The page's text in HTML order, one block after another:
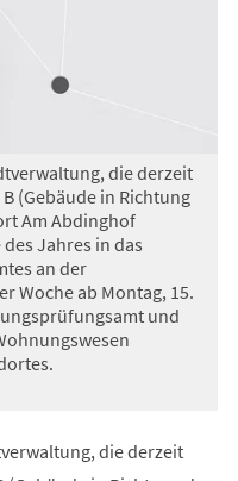
die derzeit
(Gebäude in Richtung
Am Abdinghof
Jahres in das
an der
Woche ab Montag, 15.
und
die derzeit